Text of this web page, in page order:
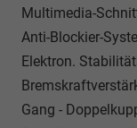
Multimedia-
Anti-Blockier-
Elektron.
Gang -